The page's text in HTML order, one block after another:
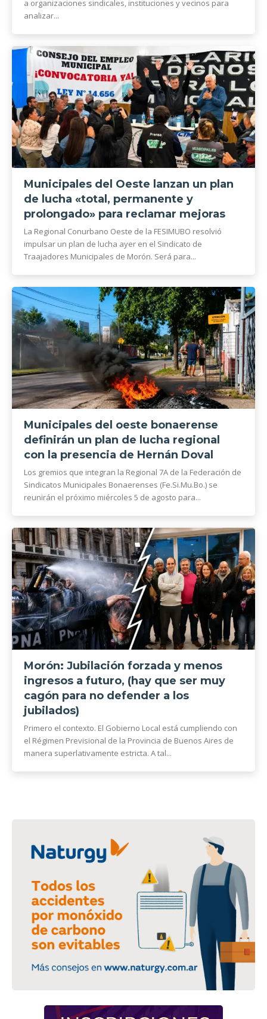
a organizaciones sindicales, instituciones y vecinos para
analizar...
Municipales del Oeste lanzan un plan
de lucha «total, permanente y
prolongado» para reclamar mejoras
La Regional Conurbano Oeste de la FESIMUBO resolvió
impulsar un plan de lucha ayer en el Sindicato de
Traajadores Municipales de Morón. Será para...
Municipales del oeste bonaerense
definirán un plan de lucha regional
con la presencia de Hernán Doval
Los gremios que integran la Regional 7A de la Federación de
Sindicatos Municipales Bonaerenses (Fe.Si.Mu.Bo.) se
reunirán el próximo miércoles 5 de agosto para...
Morón: Jubilación forzada y menos
ingresos a futuro, (hay que ser muy
cagón para no defender a los
jubilados)
Primero el contexto. El Gobierno Local está cumpliendo con
el Régimen Previsional de la Provincia de Buenos Aires de
manera superlativamente estricta. A tal...